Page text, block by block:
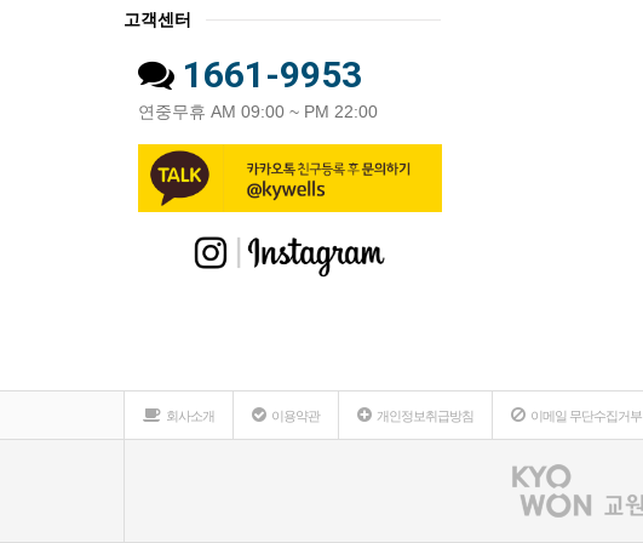
고객센터
1661-9953
연중무휴 AM 09:00 ~ PM 22:00
회사소개 이용약관 개인정보취급방침 이메일 무단수집거부